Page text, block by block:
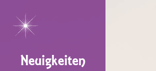
Neuigkeiten